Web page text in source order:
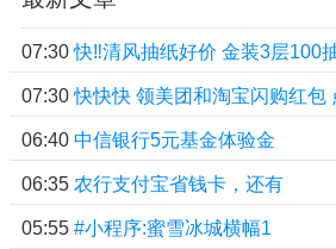
07:30 快‼清风抽纸好价 金装3层100
07:30 快快快 领美团和淘宝闪购红包
06:40 中信银行5元基金体验金
06:35 农行支付宝省钱卡，还有
05:55 #小程序:蜜雪冰城横幅1